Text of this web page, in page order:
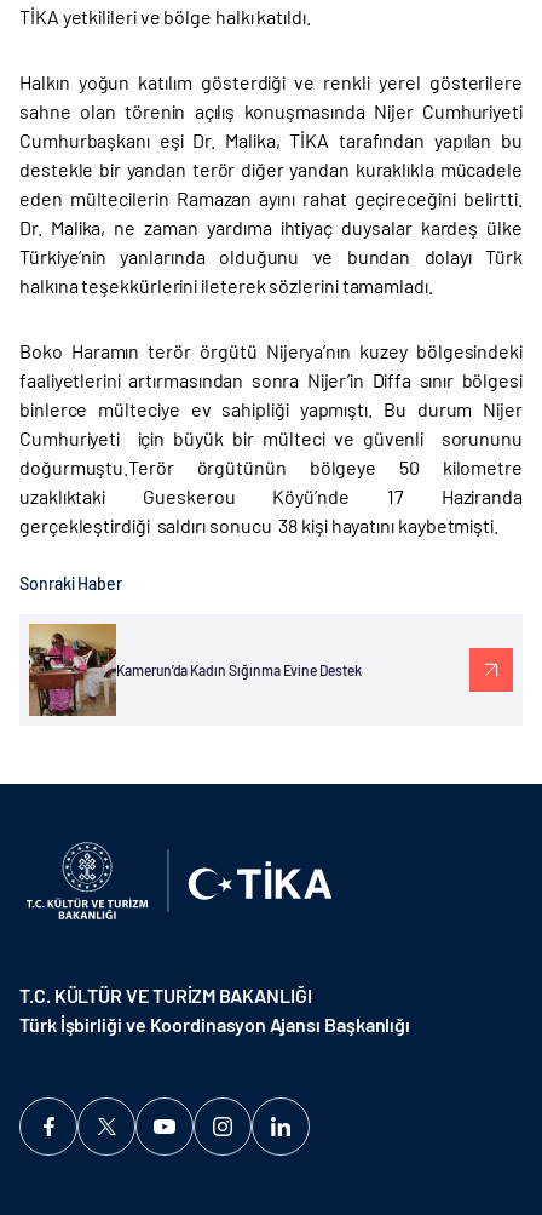
TİKA yetkilileri ve bölge halkı katıldı.
Halkın yoğun katılım gösterdiği ve renkli yerel gösterilere
sahne olan törenin açılış konuşmasında Nijer Cumhuriyeti
Cumhurbaşkanı eşi Dr. Malika, TİKA tarafından yapılan bu
destekle bir yandan terör diğer yandan kuraklıkla mücadele
eden mültecilerin Ramazan ayını rahat geçireceğini belirtti.
Dr. Malika, ne zaman yardıma ihtiyaç duysalar kardeş ülke
Türkiye’nin yanlarında olduğunu ve bundan dolayı Türk
halkına teşekkürlerini ileterek sözlerini tamamladı.
Boko Haramın terör örgütü Nijerya’nın kuzey bölgesindeki
faaliyetlerini artırmasından sonra Nijer’in Diffa sınır bölgesi
binlerce mülteciye ev sahipliği yapmıştı. Bu durum Nijer
Cumhuriyeti için büyük bir mülteci ve güvenli sorununu
doğurmuştu.Terör örgütünün bölgeye 50 kilometre
uzaklıktaki Gueskerou Köyü’nde 17 Haziranda
gerçekleştirdiği saldırı sonucu 38 kişi hayatını kaybetmişti.
Sonraki Haber
Kamerun’da Kadın Sığınma Evine Destek
T.C. KÜLTÜR VE TURİZM BAKANLIĞI
Türk İşbirliği ve Koordinasyon Ajansı Başkanlığı